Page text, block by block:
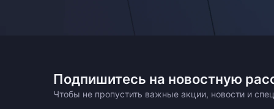
Подпишитесь на новостную
Чтобы не пропустить важные акции, новости и